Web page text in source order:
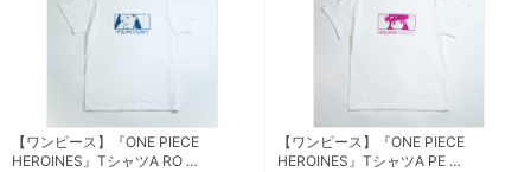
【ワンピース】『ONE PIECE
HEROINES』TシャツA RO …
【ワンピース】『ONE PIECE
HEROINES』TシャツA PE …